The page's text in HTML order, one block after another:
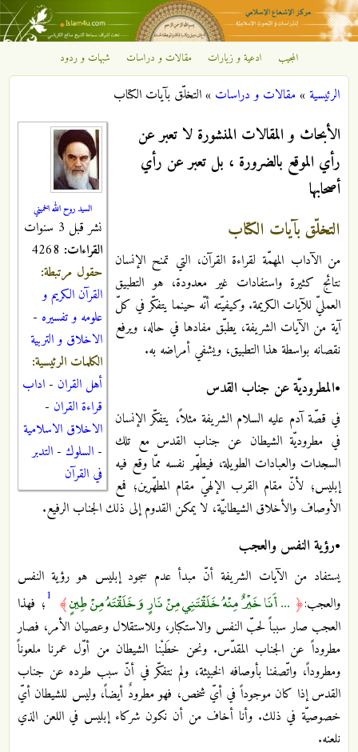
تجاوز إلى المحتوى الرئيسي
مركز
الإشعاع
الإسلامي
المجيب ادعية و زيارات مقالات و دراسات شبهات و ردود
أنت هنا
الرئيسية»مقالات و دراسات »التخلّق بآيات الكتاب
السيد روح الله الخميني
نشر قبل 3 سنوات
القراءات:
حقول مرتبطة:
القرآن الكريم و
علومه و تفسيره -
الاخلاق و التربية
الكلمات الرئيسية:
أهل القران - اداب
قراءة القران -
الاخلاق الاسلامية
- السلوك - التدبر
في القرآن
الأبحاث و المقالات المنشورة لا تعبر عن
رأي الموقع بالضرورة ، بل تعبر عن رأي
أصحابها
التخلّق بآيات الكتاب
من الآداب المهمّة لقراءة القرآن، التي تمنح الإنسان
نتائج كثيرة واستفادات غير معدودة، هو التطبيق
العمليّ للآيات الكريمة. وكيفيّته أنّه حينما يتفكّر في كلّ
آية من الآيات الشريفة، يطبّق مفادها في حاله، ويرفع
نقصانه بواسطة هذا التطبيق، ويشفي أمراضه به.
•المطروديّة عن جناب القدس
في قصّة آدم عليه السلام الشريفة مثلاً، يتفكّر الإنسان
في مطروديّة الشيطان عن جناب القدس مع تلك
السجدات والعبادات الطويلة، فيطهّر نفسه ممّا وقع فيه
إبليس؛ لأنّ مقام القرب الإلهيّ مقام المطهّرين؛ فمع
الأوصاف والأخلاق الشيطانيّة، لا يمكن القدوم إلى ذلك الجناب الرفيع.
•رؤية النفس والعجب
يستفاد من الآيات الشريفة أنّ مبدأ عدم سجود إبليس هو رؤية النفس
والعجب:﴿ ... أَنَا خَيْرٌ مِنْهُ خَلَقْتَنِي مِنْ نَارٍ وَخَلَقْتَهُ مِنْ طِينٍ﴾ 1؛ فهذا
العجب صار سبباً لحبّ النفس والاستكبار، وللاستقلال وعصيان الأمر، فصار
مطروداً عن الجناب المقدّس. ونحن خطَبْنا الشيطان من أوّل عمرنا ملعوناً
ومطروداً، واتّصفنا بأوصافه الخبيثة، ولم نتفكّر في أنّ سبب طرده عن جناب
القدس إذا كان موجوداً في أيّ شخص، فهو مطرودٌ أيضاً، وليس للشيطان أيّ
خصوصيّة في ذلك. وأنا أخاف من أن نكون شركاء إبليس في اللعن الذي
نلعنه.